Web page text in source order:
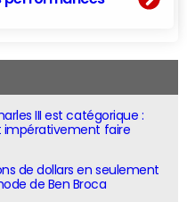
III est catégorique :
impérativement faire
de dollars en seulement
de Ben Broca